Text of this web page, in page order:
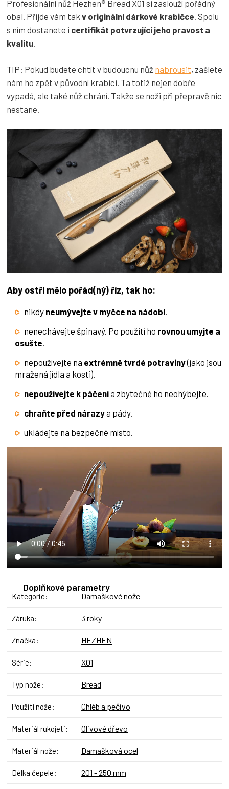
Profesionální nůž Hezhen® Bread X01 si zaslouží pořádný
obal. Přijde vám tak v originální dárkové krabičce . Spolu
s ním dostanete i certifikát potvrzující jeho pravost a
kvalitu
TIP: Pokud budete chtít v budoucnu nůž nabrousit, zašlete
nám ho zpět v původní krabici. Ta totiž nejen dobře
vypadá, ale také nůž chrání. Takže se noži při přepravě nic
nestane.
Aby ostří mělo pořád(ný) říz, tak ho:
nikdy neumývejte v myčce na nádobí.
nenechávejte špinavý. Po použití ho rovnou umyjte a
osušte.
nepoužívejte na extrémně tvrdé potraviny(jako jsou
mražená jídla a kosti).
nepoužívejte k páčenía zbytečně ho neohýbejte.
chraňte před nárazya pády.
ukládejte na bezpečné místo.
Doplňkové parametry
Kategorie: Damaškové nože
Záruka: 3 roky
Značka: HEZHEN
Série: X01
Typ nože: Bread
Použití nože: Chléb a pečivo
Materiál rukojeti: Olivové dřevo
Materiál nože: Damašková ocel
Délka čepele: 201 - 250 mm